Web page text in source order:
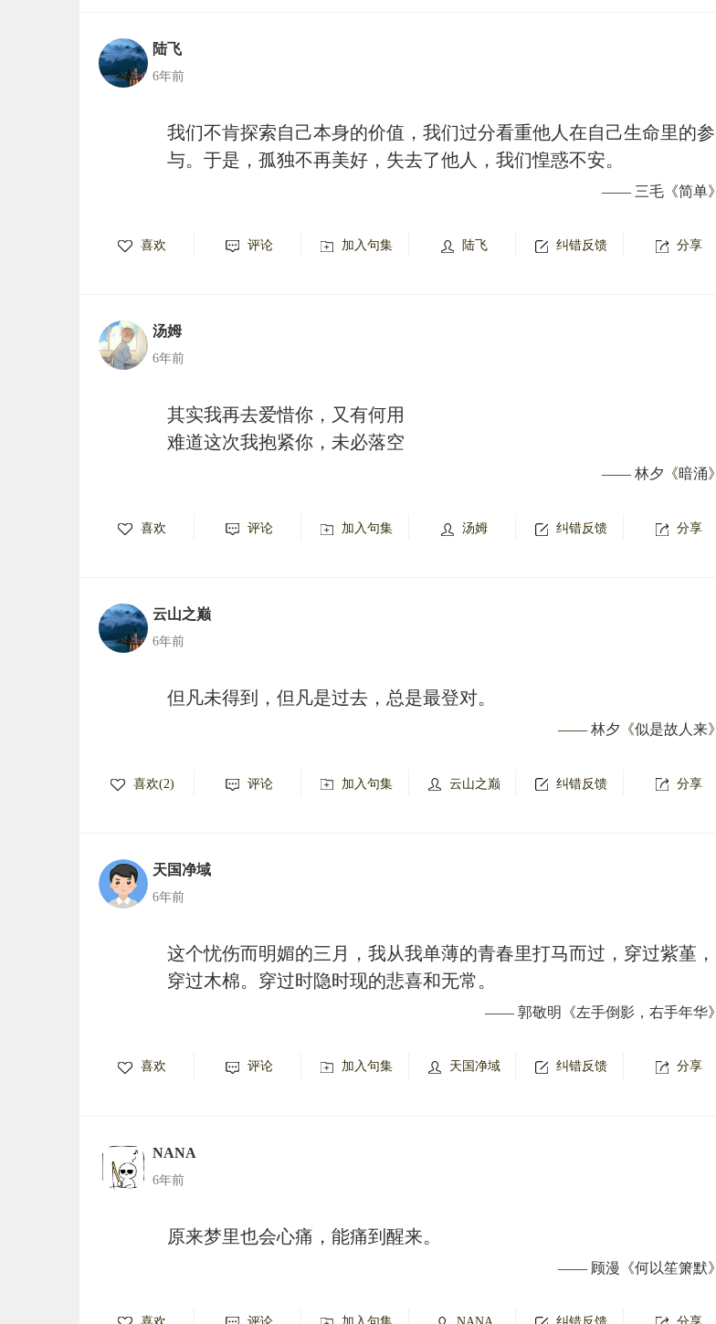
陆飞
6年前
我们不肯探索自己本身的价值，我们过分看重他人在自己生命里的参
与。于是，孤独不再美好，失去了他人，我们惶惑不安。
—— 三毛 《简单》
喜欢 评论 加入句集 陆飞 纠错反馈 分享
汤姆
6年前
其实我再去爱惜你，又有何用
难道这次我抱紧你，未必落空
—— 林夕 《暗涌》
喜欢 评论 加入句集 汤姆 纠错反馈 分享
云山之巅
6年前
但凡未得到，但凡是过去，总是最登对。
—— 林夕 《似是故人来》
喜欢(2) 评论 加入句集 云山之巅 纠错反馈 分享
天国净域
6年前
这个忧伤而明媚的三月，我从我单薄的青春里打马而过，穿过紫堇，
穿过木棉。穿过时隐时现的悲喜和无常。
—— 郭敬明 《左手倒影，右手年华》
喜欢 评论 加入句集 天国净域 纠错反馈 分享
NANA
6年前
原来梦里也会心痛，能痛到醒来。
—— 顾漫 《何以笙箫默》